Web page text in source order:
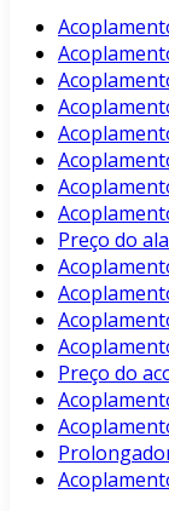
Preço do
Preço do